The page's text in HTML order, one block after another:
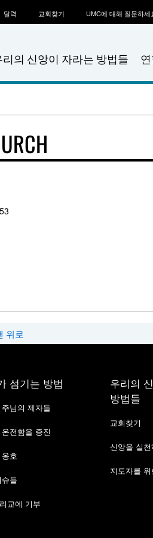
리의 신앙이 자라는 방법들
달력 교회찾기 UMC에 대해 질문하세
위로
섬기는 방법
님의 제자들
전함을 증진
호
들
교에 기부
우리의
방법들
교회찾기
신앙을 실천
지도자를